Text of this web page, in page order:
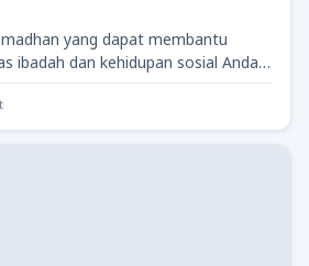
yang dapat membantu
ibadah dan kehidupan sosial Anda,
dengan Allah…